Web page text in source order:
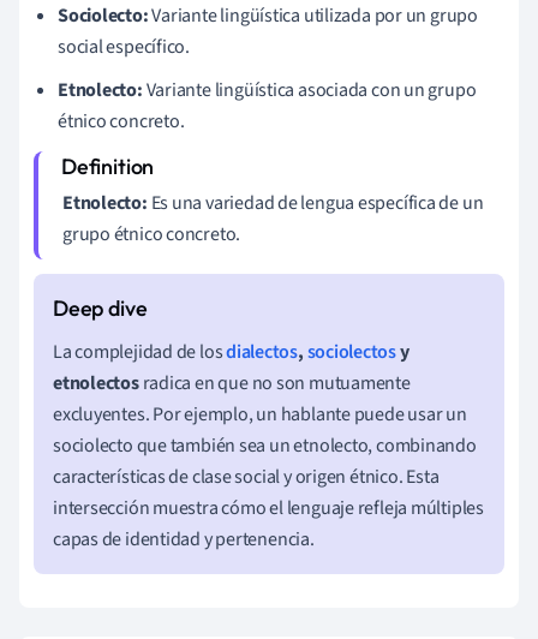
Sociolecto:Variante lingüística utilizada por un grupo
social específico.
Etnolecto:Variante lingüística asociada con un grupo
étnico concreto.
Etnolecto: Es una variedad de lengua específica de un
grupo étnico concreto.
La complejidad de losdialectos,sociolectosy
etnolectosradica en que no son mutuamente
excluyentes. Por ejemplo, un hablante puede usar un
sociolecto que también sea un etnolecto, combinando
características de clase social y origen étnico. Esta
intersección muestra cómo el lenguaje refleja múltiples
capas de identidad y pertenencia.